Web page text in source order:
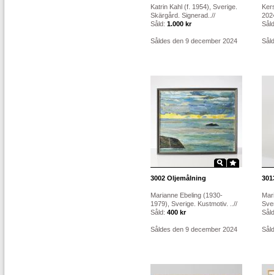
Katrin Kahl (f. 1954), Sverige.
Skärgård. Signerad..//
Såld: 1.000 kr
Såldes den 9 december 2024
3002 Oljemålning
Marianne Ebeling (1930-
1979), Sverige. Kustmotiv. ..//
Såld: 400 kr
Såldes den 9 december 2024